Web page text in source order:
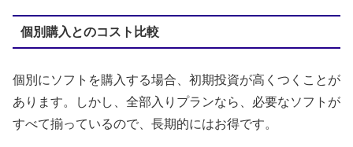
個別購入とのコスト比較
個別にソフトを購入する場合、初期投資が高くつくことが
あります。しかし、全部入りプランなら、必要なソフトが
すべて揃っているので、長期的にはお得です。